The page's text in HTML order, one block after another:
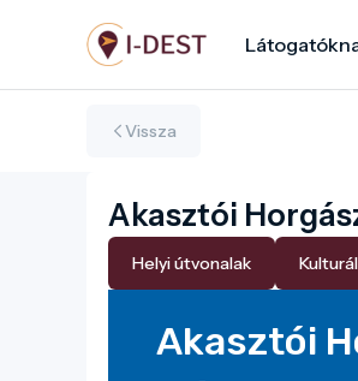
tartalomra
Vissza
Akasztói
Helyi útvonalak